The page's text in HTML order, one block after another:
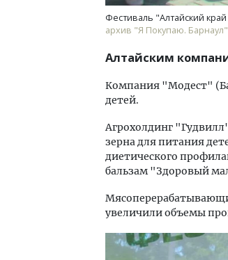
Фестиваль "Алтайский
архив "Я Покупаю. Барнаул"
Алтайским
Компания "Модест"
детей.
Агрохолдинг
зерна для питания
диетического
бальзам "Здоровый
увеличили объемы